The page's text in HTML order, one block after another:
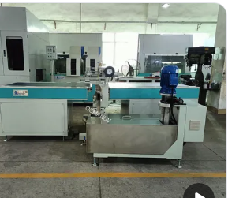
superior structure, technology, and
performance for industrial coating
applications. Key Features 1 Italian
technology crystallization ...